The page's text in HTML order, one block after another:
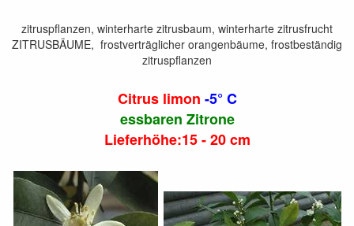
zitruspflanzen, winterharte zitrusbaum, winterharte zitrusfrucht
ZITRUSBÄUME, frostverträglicher orangenbäume, frostbeständig
zitruspflanzen
Citrus limon -5° C
essbaren Zitrone
Lieferhöhe:15 - 20 cm